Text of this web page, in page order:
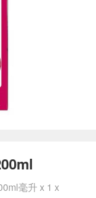
毫升 x 1 x